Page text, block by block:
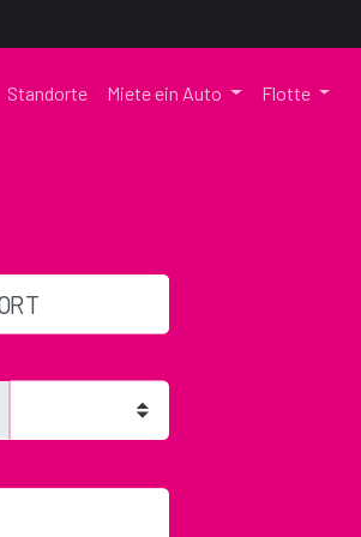
Standorte Miete ein Auto Flotte
the vehicle by